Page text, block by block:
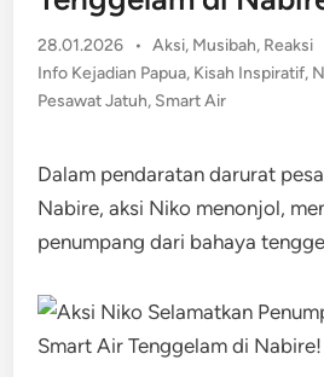
28.01.2026 • Posted
in
Aksi, Musibah, Reaksi
Info Kejadian Papua, Kisah Inspiratif,
Pesawat Jatuh, Smart Air
Dalam pendaratan darurat
Nabire, aksi Niko menonjol,
penumpang dari bahaya